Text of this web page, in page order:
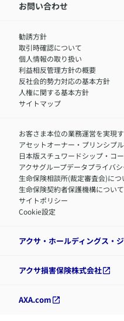
サステナビリティの取り組み
お客さまを金融犯罪からお
アクサグループについて
中途採用：内勤正社員
職）
中途採用：フィナンシャル
障害者採用
お問い合わせ
勧誘方針
取引時確認について
個人情報の取り扱い
利益相反管理方針の概要
反社会的勢力対応の基本方針
人権に関する基本方針
サイトマップ
お客さま本位の業務運営を実現
アセットオーナー・プリンシプ
日本版スチュワードシップ・コ
アクサグループデータプライバ
生命保険相談所(裁定審査会)につ
生命保険契約者保護機構について
サイトポリシー
Cookie設定
アクサ・ホールディングス・
アクサ損害保険株式会社
AXA.com